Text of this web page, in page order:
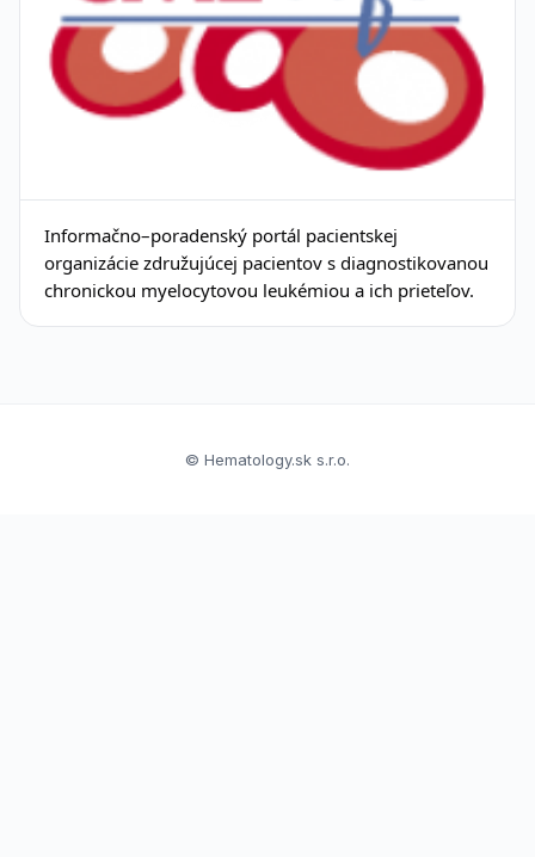
Informačno–poradenský portál pacientskej
organizácie združujúcej pacientov s diagnostikovanou
chronickou myelocytovou leukémiou a ich prieteľov.
© Hematology.sk s.r.o.